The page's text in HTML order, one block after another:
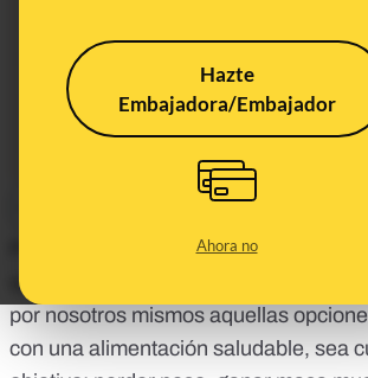
Hazte
Embajadora/Embajador
Ahora no
Por el contexto en el que vivimos, hoy
que se dé por hecho que seamos
por nosotros mismos aquellas
con una alimentación saludable, sea